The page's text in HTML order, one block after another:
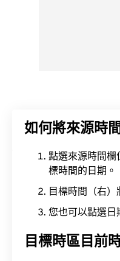
如何將來源時
點選來源時間欄
標時間的日期。
目標時間（右）
您也可以點選日
目標時區目前